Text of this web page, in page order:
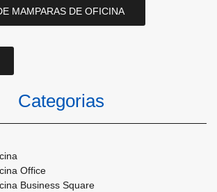
MAMPARAS DE OFICINA
Categorias
Office
Business Square